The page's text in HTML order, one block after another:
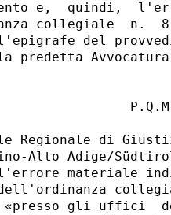
e,  quindi,
collegiale  n.
del
Regionale di
Alto Adige/
materiale
«presso gli uffici